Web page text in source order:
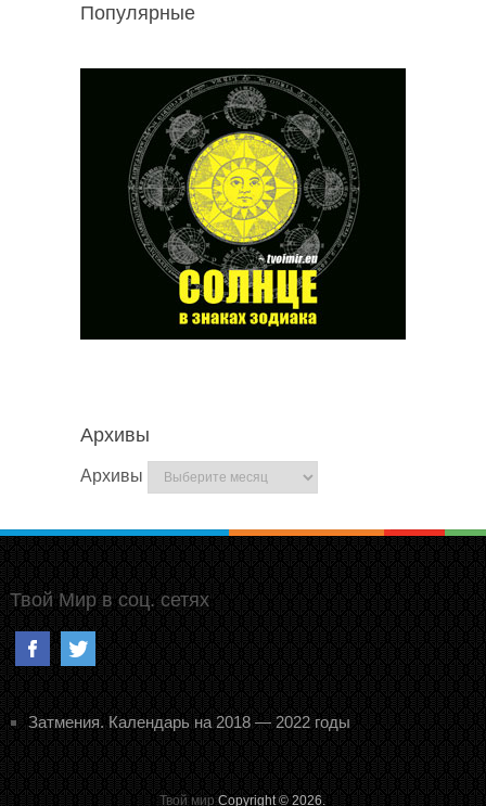
Популярные
Архивы
Архивы
Твой Мир в соц. сетях
Затмения. Календарь на 2018 — 2022 годы
Твой мир Copyright © 2026.